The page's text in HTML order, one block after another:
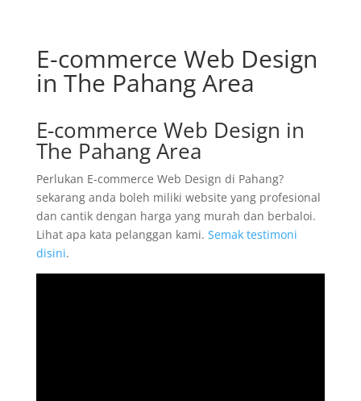
E-commerce Web Design
in The Pahang Area
E-commerce Web Design in
The Pahang Area
Perlukan E-commerce Web Design di Pahang?
sekarang anda boleh miliki website yang profesional
dan cantik dengan harga yang murah dan berbaloi.
Lihat apa kata pelanggan kami. Semak testimoni
disini.